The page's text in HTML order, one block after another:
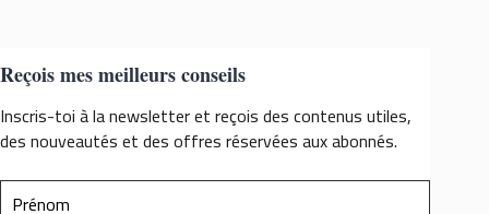
Reçois mes meilleurs conseils
Inscris-toi à la newsletter et reçois des contenus utiles,
des nouveautés et des offres réservées aux abonnés.